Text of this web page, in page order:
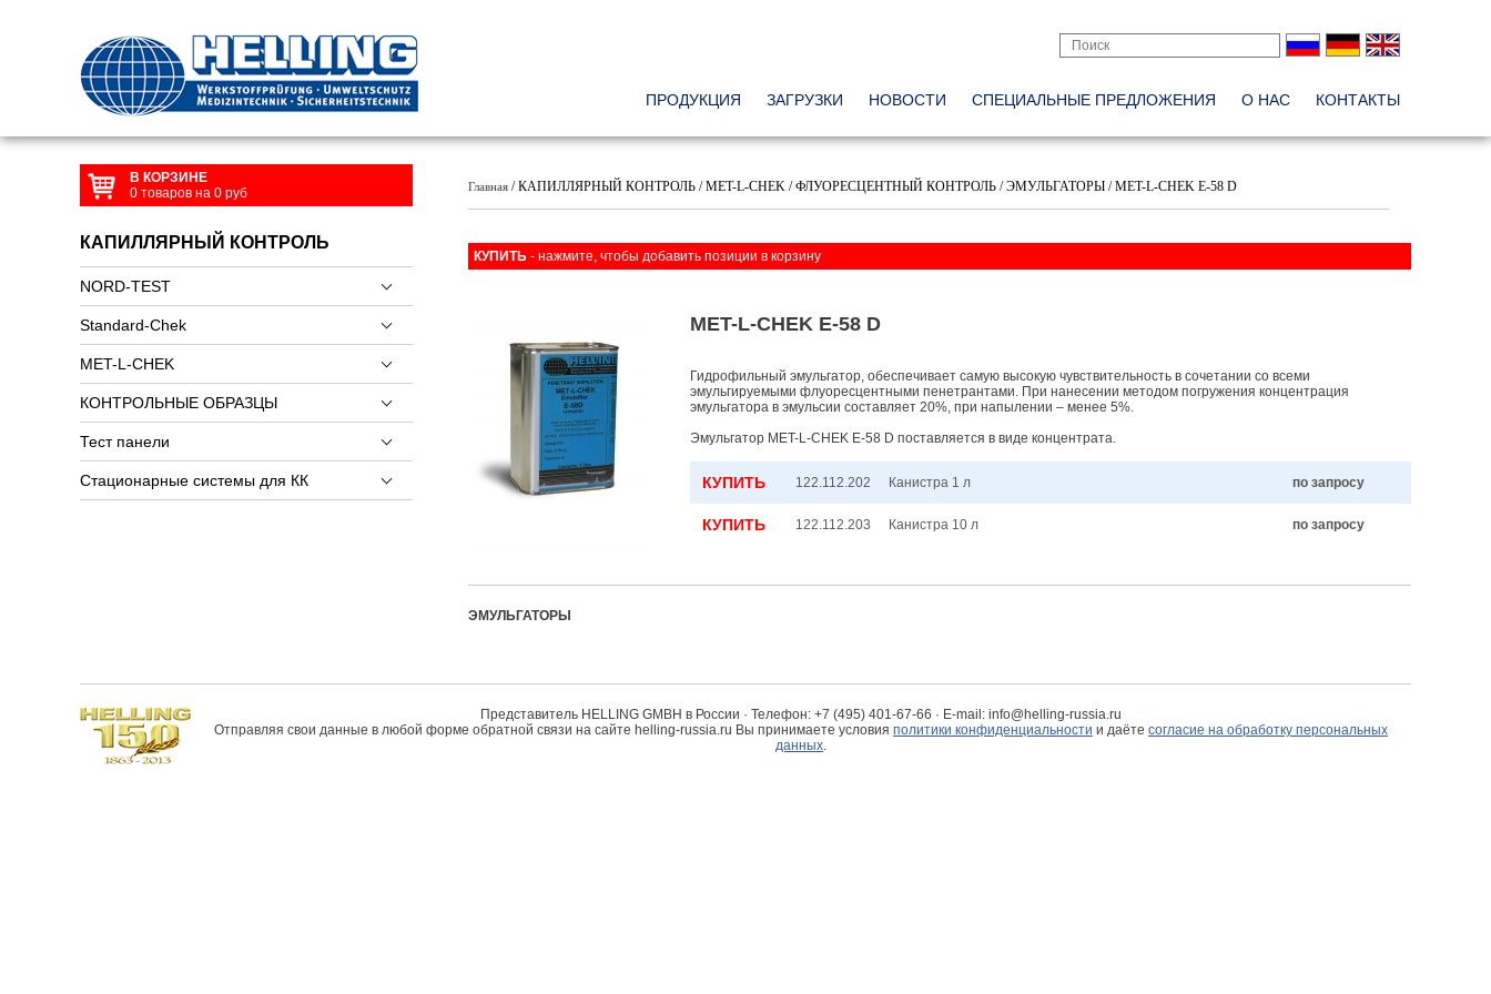
ПРОДУКЦИЯ ЗАГРУЗКИ НОВОСТИ СПЕЦИАЛЬНЫЕ ПРЕДЛОЖЕНИЯ О НАС КОНТАКТЫ
В КОРЗИНЕ
0 товаров на 0 руб
КАПИЛЛЯРНЫЙ КОНТРОЛЬ
NORD-TEST
Standard-Chek
MET-L-CHEK
КОНТРОЛЬНЫЕ ОБРАЗЦЫ
Тест панели
Стационарные системы для КК
Главная / КАПИЛЛЯРНЫЙ КОНТРОЛЬ / MET-L-CHEK / ФЛУОРЕСЦЕНТНЫЙ КОНТРОЛЬ / ЭМУЛЬГАТОРЫ / MET-L-CHEK E-58 D
КУПИТЬ - нажмите, чтобы добавить позиции в корзину
MET-L-CHEK E-58 D
Гидрофильный эмульгатор, обеспечивает самую высокую чувствительность в сочетании со всеми
эмульгируемыми флуоресцентными пенетрантами. При нанесении методом погружения концентрация
эмульгатора в эмульсии составляет 20%, при напылении – менее 5%.
Эмульгатор MET-L-CHEK E-58 D поставляется в виде концентрата.
КУПИТЬ 122.112.202 Канистра 1 л по запросу
КУПИТЬ 122.112.203 Канистра 10 л по запросу
ЭМУЛЬГАТОРЫ
Представитель HELLING GMBH в России · Телефон: +7 (495) 401-67-66 · E-mail: info@helling-russia.ru
Отправляя свои данные в любой форме обратной связи на сайте helling-russia.ru Вы принимаете условия политики конфиденциальности и даёте согласие на обработку персональных
данных.